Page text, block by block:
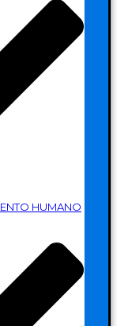
HUMANO